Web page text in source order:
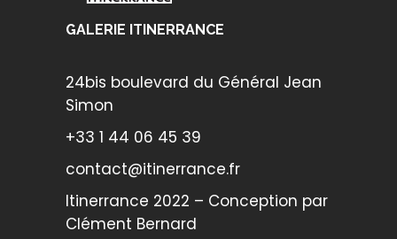
GALERIE ITINERRANCE
24bis boulevard du Général Jean
Simon
+33 1 44 06 45 39
contact@itinerrance.fr
Itinerrance 2022 – Conception par
Clément Bernard